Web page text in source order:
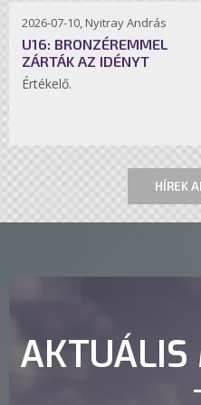
2026-07-10, Nyitray András
U16: BRONZÉREMMEL
ZÁRTÁK AZ IDÉNYT
Értékelő.
HÍREK
AKTUÁLIS